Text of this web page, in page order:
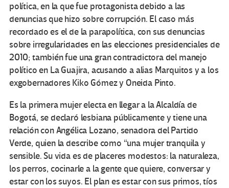
política, en la que fue protagonista debido a las
denuncias que hizo sobre corrupción. El caso más
recordado es el de la parapolítica, con sus denuncias
sobre irregularidades en las elecciones presidenciales de
2010; también fue una gran contradictora del manejo
político en La Guajira, acusando a alias Marquitos y a los
exgobernadores Kiko Gómez y Oneida Pinto.
Es la primera mujer electa en llegar a la Alcaldía de
Bogotá, se declaró lesbiana públicamente y tiene una
relación con Angélica Lozano, senadora del Partido
Verde, quien la describe como “una mujer tranquila y
sensible. Su vida es de placeres modestos: la naturaleza,
los perros, cocinarle a la gente que quiere, conversar y
estar con los suyos. El plan es estar con sus primos, tíos